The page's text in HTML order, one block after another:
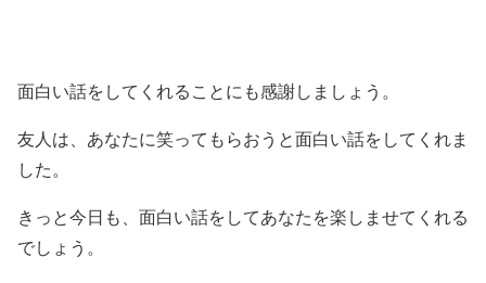
面白い話をしてくれることにも感謝しましょう。
友人は、あなたに笑ってもらおうと面白い話をしてくれま
した。
きっと今日も、面白い話をしてあなたを楽しませてくれる
でしょう。